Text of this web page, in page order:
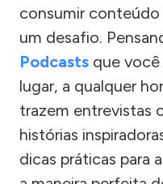
consumir
um desafio.
Podcasts que
lugar, a qualquer
trazem entrevistas
histórias
dicas práticas para